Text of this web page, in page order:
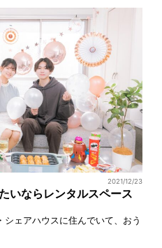
2021/12/23
いならレンタルスペース
ェアハウスに住んでいて、おう